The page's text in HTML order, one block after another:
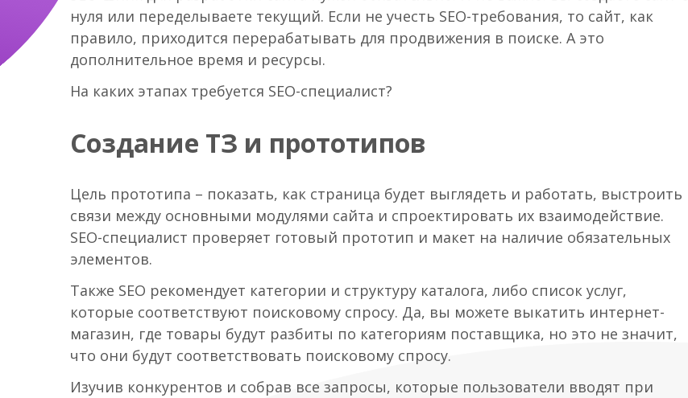
нуля или переделываете текущий. Если не учесть SEO-требования, то сайт, как
правило, приходится перерабатывать для продвижения в поиске. А это
дополнительное время и ресурсы.
На каких этапах требуется SEO-специалист?
Создание ТЗ и прототипов
Цель прототипа – показать, как страница будет выглядеть и работать, выстроить
связи между основными модулями сайта и спроектировать их взаимодействие.
SEO-специалист проверяет готовый прототип и макет на наличие обязательных
элементов.
Также SEO рекомендует категории и структуру каталога, либо список услуг,
которые соответствуют поисковому спросу. Да, вы можете выкатить интернет-
магазин, где товары будут разбиты по категориям поставщика, но это не значит,
что они будут соответствовать поисковому спросу.
Изучив конкурентов и собрав все запросы, которые пользователи вводят при